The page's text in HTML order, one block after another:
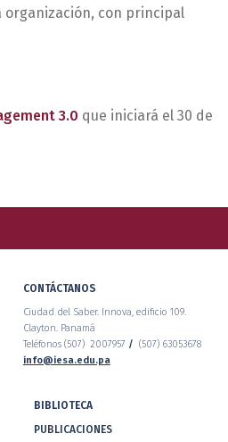
organización, con principal
3.0 que iniciará el 30 de
CONTÁCTANOS
Ciudad del Saber. Innova, edificio 109.
Clayton. Panamá
Teléfonos (507) 2007957 / (507) 63053678
info@iesa.edu.pa
BIBLIOTECA
PUBLICACIONES